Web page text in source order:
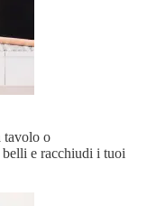
tavolo o
e racchiudi i tuoi